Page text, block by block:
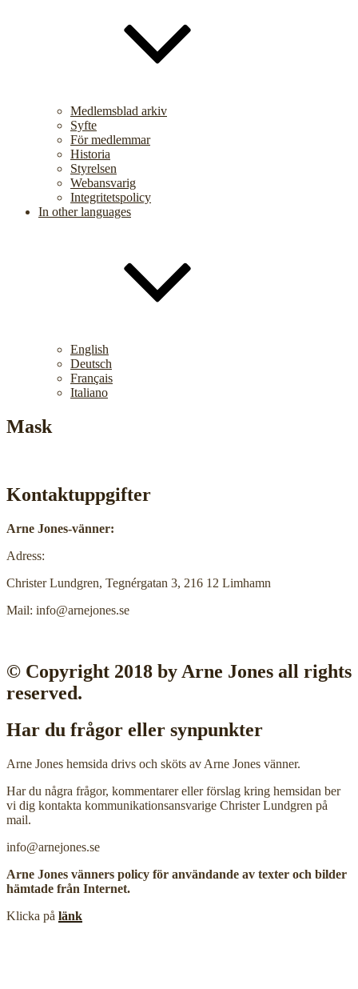
Medlemsblad arkiv
Syfte
För medlemmar
Historia
Styrelsen
Webansvarig
Integritetspolicy
In other languages
English
Deutsch
Français
Italiano
Mask
Kontaktuppgifter
Arne Jones-vänner:
Adress:
Christer Lundgren, Tegnérgatan 3, 216 12 Limhamn
Mail: info@arnejones.se
© Copyright 2018 by Arne Jones all rights
reserved.
Har du frågor eller synpunkter
Arne Jones hemsida drivs och sköts av Arne Jones vänner.
Har du några frågor, kommentarer eller förslag kring hemsidan ber
vi dig kontakta kommunikationsansvarige Christer Lundgren på
mail.
info@arnejones.se
Arne Jones vänners policy för användande av texter och bilder
hämtade från Internet.
Klicka på länk